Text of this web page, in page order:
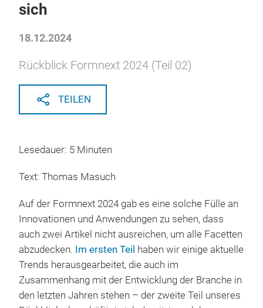
sich
18.12.2024
Rückblick Formnext 2024 (Teil 02)
TEILEN
Lesedauer: 5 Minuten
Text: Thomas Masuch
Auf der Formnext 2024 gab es eine solche Fülle an
Innovationen und Anwendungen zu sehen, dass
auch zwei Artikel nicht ausreichen, um alle Facetten
abzudecken. Im ersten Teil haben wir einige aktuelle
Trends herausgearbeitet, die auch im
Zusammenhang mit der Entwicklung der Branche in
den letzten Jahren stehen – der zweite Teil unseres